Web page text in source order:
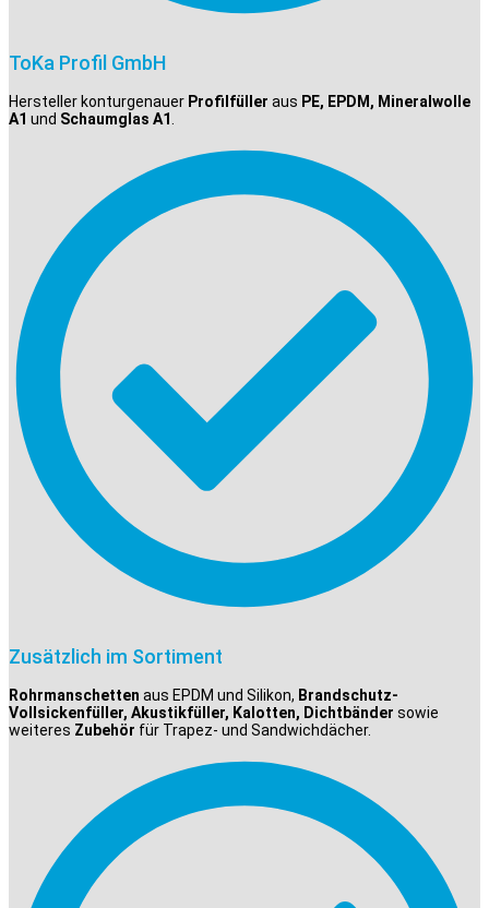
ToKa Profil GmbH
Hersteller konturgenauer Profilfüller aus PE, EPDM, Mineralwolle
A1 und Schaumglas A1.
Zusätzlich im Sortiment
Rohrmanschetten aus EPDM und Silikon, Brandschutz-
Vollsickenfüller, Akustikfüller, Kalotten, Dichtbänder sowie
weiteres Zubehör für Trapez- und Sandwichdächer.